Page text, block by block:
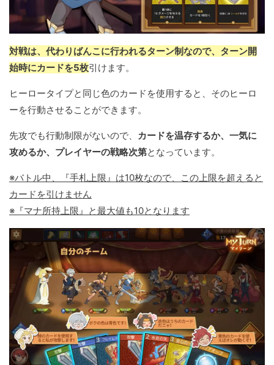
対戦は、代わりばんこに行われるターン制なので、ターン開
始時にカードを5枚引けます。
ヒーロータイプと同じ色のカードを使用すると、そのヒーロ
ーを行動させることができます。
先攻でも行動制限がないので、 カードを温存するか、一気に
攻めるか、プレイヤーの戦略次第となっています。
※バトル中、『手札上限』は10枚なので、この上限を超えると
カードを引けません
※『マナ所持上限』と最大値も10となります